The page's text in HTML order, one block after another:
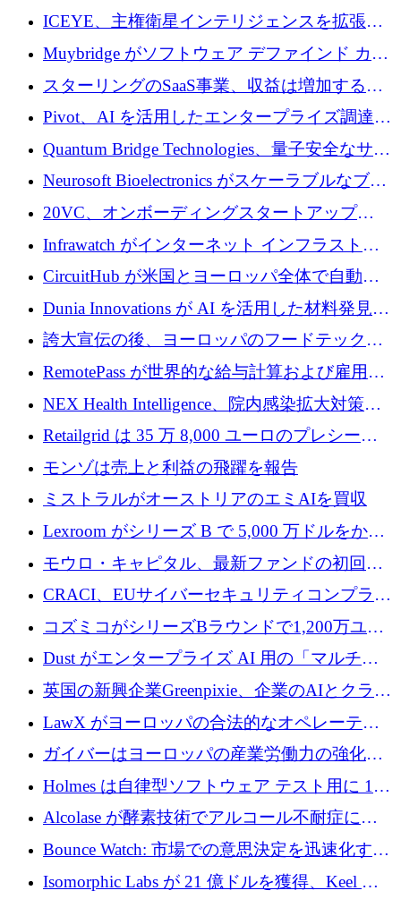
ICEYE、主権衛星インテリジェンスを拡張す
るために 3 億ユーロの信用枠を確保
Muybridge がソフトウェア デファインド カメ
ラ テクノロジーを拡張するためにシリーズ A
で 1,600 万ドルを調達
スターリングのSaaS事業、収益は増加するも
グループ利益は減少
Pivot、AI を活用したエンタープライズ調達プ
ラットフォームを拡大するために 4,000 万ド
ルを調達
Quantum Bridge Technologies、量子安全なサイ
バーセキュリティ インフラストラクチャの拡
Neurosoft Bioelectronics がスケーラブルなブレ
イン コンピューター インターフェイスのため
に 750 万ドルを調達
20VC、オンボーディングスタートアップ
Prelude へのシリーズ A 投資で 2,000 万ドルを
Infrawatch がインターネット インフラストラ
クチャ インテリジェンス向けに 300 万ドルの
プレシードを確保
CircuitHub が米国とヨーロッパ全体で自動電
子機器製造を拡大するために 2,800 万ドルを
Dunia Innovations が AI を活用した材料発見を
産業化するために 2 億 8,000 万ユーロのベル
リン GigaLab を発表
誇大宣伝の後、ヨーロッパのフードテックセ
クターはファンダメンタルズを中心に再構築
RemotePass が世界的な給与計算および雇用プ
ラットフォームを拡大するために 1,740 万ド
NEX Health Intelligence、院内感染拡大対策に
100万ユーロを確保
Retailgrid は 35 万 8,000 ユーロのプレシード
ラウンドで小売業のスプレッドシートをター
ゲットにしています
モンゾは売上と利益の飛躍を報告
ミストラルがオーストリアのエミAIを買収
Lexroom がシリーズ B で 5,000 万ドルをかけ
てヨーロッパ大陸法用の法律 AI を構築
モウロ・キャピタル、最新ファンドの初回ク
ローズで4億ドルを確保
CRACI、EUサイバーセキュリティコンプライ
アンスプラットフォームのために140万ユーロ
コズミコがシリーズBラウンドで1,200万ユー
ロを調達
Dust がエンタープライズ AI 用の「マルチプ
レイヤー」オペレーティング システムを構築
するシリーズ B で 4,000 万ドルを調達
英国の新興企業Greenpixie、企業のAIとクラウ
ドのエネルギー無駄を削減するために470万ポ
ンドを調達
LawX がヨーロッパの合法的なオペレーティ
ング システムを構築するために 750 万ユーロ
を調達
ガイバーはヨーロッパの産業労働力の強化に
貢献するために 140 万ユーロを獲得
Holmes は自律型ソフトウェア テスト用に 110
万ユーロのプレシードを提供して開始
Alcolase が酵素技術でアルコール不耐症に取
り組むために 150 万ユーロを調達
Bounce Watch: 市場での意思決定を迅速化する
ためのインテリジェンス層を構築する
Isomorphic Labs が 21 億ドルを獲得、Keel の